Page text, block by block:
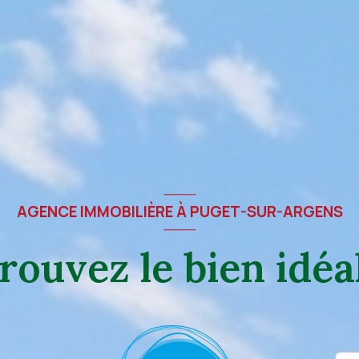
AGENCE IMMOBILIÈRE À PUGET-SUR-ARGENS
le bien